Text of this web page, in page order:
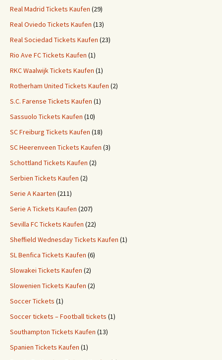
Real Madrid Tickets Kaufen (29)
Real Oviedo Tickets Kaufen (13)
Real Sociedad Tickets Kaufen (23)
Rio Ave FC Tickets Kaufen (1)
RKC Waalwijk Tickets Kaufen (1)
Rotherham United Tickets Kaufen (2)
S.C. Farense Tickets Kaufen (1)
Sassuolo Tickets Kaufen (10)
SC Freiburg Tickets Kaufen (18)
SC Heerenveen Tickets Kaufen (3)
Schottland Tickets Kaufen (2)
Serbien Tickets Kaufen (2)
Serie A Kaarten (211)
Serie A Tickets Kaufen (207)
Sevilla FC Tickets Kaufen (22)
Sheffield Wednesday Tickets Kaufen (1)
SL Benfica Tickets Kaufen (6)
Slowakei Tickets Kaufen (2)
Slowenien Tickets Kaufen (2)
Soccer Tickets (1)
Soccer tickets – Football tickets (1)
Southampton Tickets Kaufen (13)
Spanien Tickets Kaufen (1)